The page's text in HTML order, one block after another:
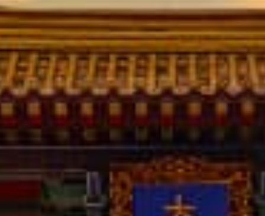
關於帝芬妮ABOUT
海外
撥打CONTACT
諮詢 CONSULTATION
地址 ADDRESS